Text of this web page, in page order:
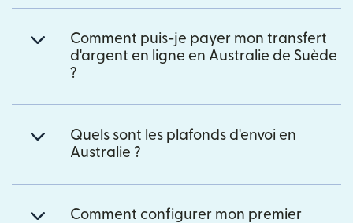
Comment puis-je payer mon transfert
d'argent en ligne en Australie de Suède
?
Quels sont les plafonds d'envoi en
Australie ?
Comment configurer mon premier